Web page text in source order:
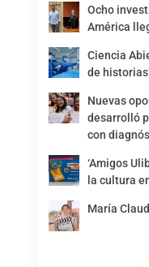
Ocho
América
Ciencia
de
Nuevas
desarrolló
con
‘Amigos
la cultura
María